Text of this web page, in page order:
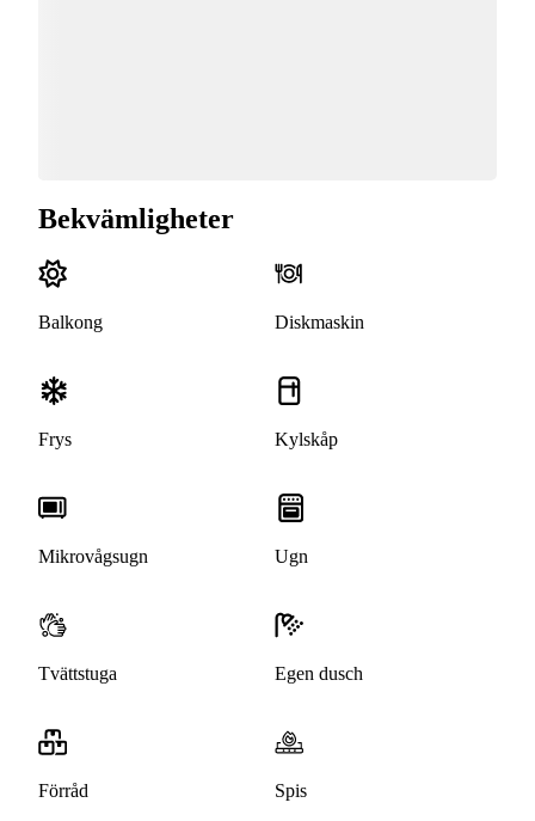
Bekvämligheter
Balkong Diskmaskin
Frys Kylskåp
Mikrovågsugn Ugn
Tvättstuga Egen dusch
Förråd Spis